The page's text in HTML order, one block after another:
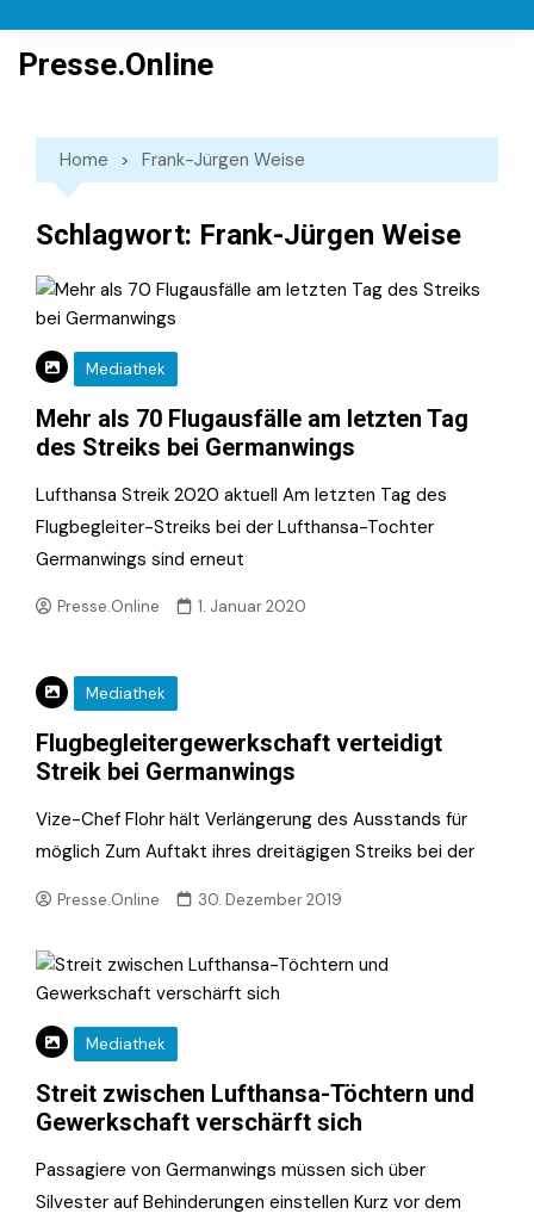
content
Presse.Online
Home Frank-Jürgen Weise
Schlagwort: Frank-Jürgen Weise
Mediathek
Mehr als 70 Flugausfälle am letzten Tag
des Streiks bei Germanwings
Lufthansa Streik 2020 aktuell Am letzten Tag des
Flugbegleiter-Streiks bei der Lufthansa-Tochter
Germanwings sind erneut
Presse.Online 1. Januar 2020
Mediathek
Flugbegleitergewerkschaft verteidigt
Streik bei Germanwings
Vize-Chef Flohr hält Verlängerung des Ausstands für
möglich Zum Auftakt ihres dreitägigen Streiks bei der
Presse.Online 30. Dezember 2019
Mediathek
Streit zwischen Lufthansa-Töchtern und
Gewerkschaft verschärft sich
Passagiere von Germanwings müssen sich über
Silvester auf Behinderungen einstellen Kurz vor dem